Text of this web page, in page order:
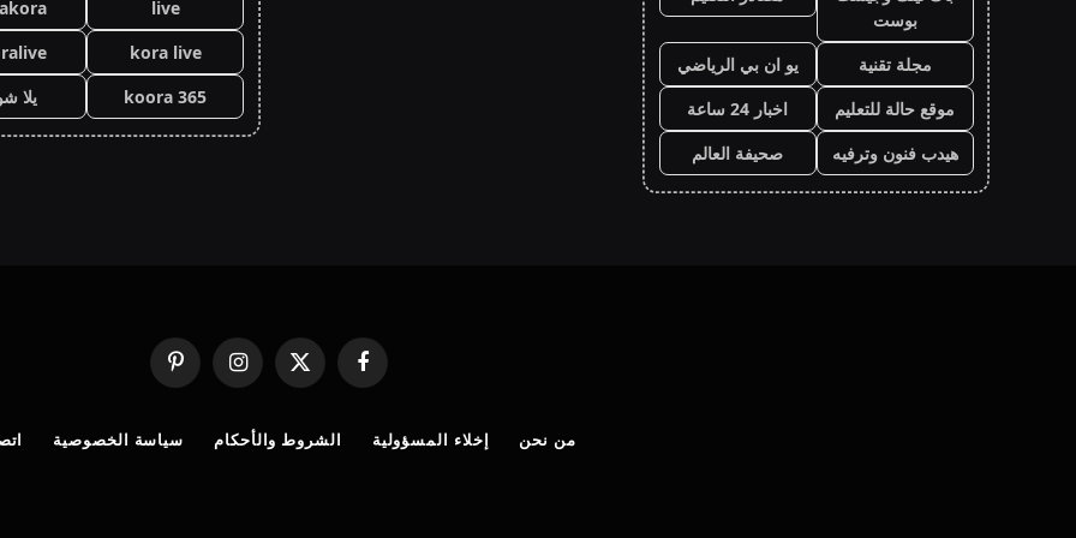
بوست
مجلة تقنية
يو ان بي الرياضي
موقع حالة للتعليم
اخبار 24 ساعة
هيدب فنون وترفيه
صحيفة العالم
live
kora live
koora 365
يلا
فيسبوك
X
(Twitter)
الانستغرامبينتيريست
من نحن إخلاء المسؤولية الشروط والأحكام سياسة الخصوصية